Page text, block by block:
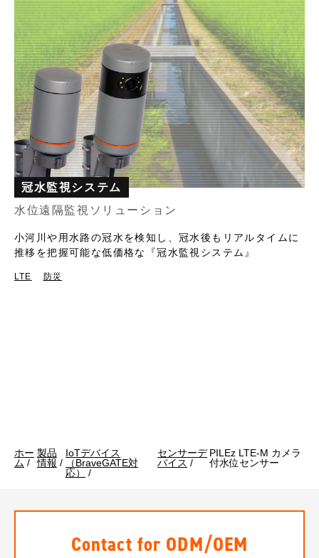
冠水監視システム
水位遠隔監視ソリューション
小河川や用水路の冠水を検知し、冠水後もリアルタイムに
推移を把握可能な低価格な『冠水監視システム』
LTE 防災
ホー
ム /
製品
情報 /
IoTデバイス
（BraveGATE対
応）
/
センサーデ
バイス /
PILEz LTE-M カメラ
付水位センサー
Contact for ODM/OEM